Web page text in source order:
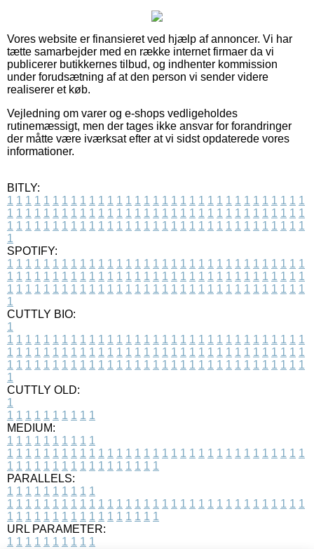
Vores website er finansieret ved hjælp af annoncer. Vi har
tætte samarbejder med en række internet firmaer da vi
publicerer butikkernes tilbud, og indhenter kommission
under forudsætning af at den person vi sender videre
realiserer et køb.
Vejledning om varer og e-shops vedligeholdes
rutinemæssigt, men der tages ikke ansvar for forandringer
der måtte være iværksat efter at vi sidst opdaterede vores
informationer.
BITLY:
1 1 1 1 1 1 1 1 1 1 1 1 1 1 1 1 1 1 1 1 1 1 1 1 1 1 1 1 1 1 1 1 1
1 1 1 1 1 1 1 1 1 1 1 1 1 1 1 1 1 1 1 1 1 1 1 1 1 1 1 1 1 1 1 1 1
1 1 1 1 1 1 1 1 1 1 1 1 1 1 1 1 1 1 1 1 1 1 1 1 1 1 1 1 1 1 1 1 1
1
SPOTIFY:
1 1 1 1 1 1 1 1 1 1 1 1 1 1 1 1 1 1 1 1 1 1 1 1 1 1 1 1 1 1 1 1 1
1 1 1 1 1 1 1 1 1 1 1 1 1 1 1 1 1 1 1 1 1 1 1 1 1 1 1 1 1 1 1 1 1
1 1 1 1 1 1 1 1 1 1 1 1 1 1 1 1 1 1 1 1 1 1 1 1 1 1 1 1 1 1 1 1 1
1
CUTTLY BIO:
1
1 1 1 1 1 1 1 1 1 1 1 1 1 1 1 1 1 1 1 1 1 1 1 1 1 1 1 1 1 1 1 1 1
1 1 1 1 1 1 1 1 1 1 1 1 1 1 1 1 1 1 1 1 1 1 1 1 1 1 1 1 1 1 1 1 1
1 1 1 1 1 1 1 1 1 1 1 1 1 1 1 1 1 1 1 1 1 1 1 1 1 1 1 1 1 1 1 1 1
1
CUTTLY OLD:
1
1 1 1 1 1 1 1 1 1 1
MEDIUM:
1 1 1 1 1 1 1 1 1 1
1 1 1 1 1 1 1 1 1 1 1 1 1 1 1 1 1 1 1 1 1 1 1 1 1 1 1 1 1 1 1 1 1
1 1 1 1 1 1 1 1 1 1 1 1 1 1 1 1 1
PARALLELS:
1 1 1 1 1 1 1 1 1 1
1 1 1 1 1 1 1 1 1 1 1 1 1 1 1 1 1 1 1 1 1 1 1 1 1 1 1 1 1 1 1 1 1
1 1 1 1 1 1 1 1 1 1 1 1 1 1 1 1 1
URL PARAMETER:
1 1 1 1 1 1 1 1 1 1